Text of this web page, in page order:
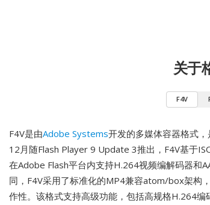
关于
F4V
F4V是由Adobe Systems开发的多媒体容器格式
12月随Flash Player 9 Update 3推出，F4V基于
在Adobe Flash平台内支持H.264视频编解码器和
同，F4V采用了标准化的MP4兼容atom/box架构
作性。该格式支持高级功能，包括高规格H.264